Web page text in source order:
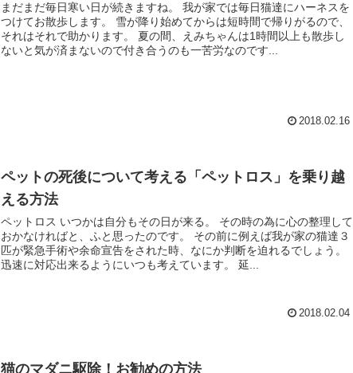
まだまだ毎日寒い日が続きますね。 我が家では毎日猫達にハーネスを
つけてお散歩します。 雪が降り始めてからは短時間で帰りがるので、
それはそれで助かります。 夏の間、えみちゃんは1時間以上も散歩し
ないと気が済まないので付き合うのも一苦労なのです...
2018.02.16
ペットの死後について考える「ペットロス」を乗り越
える方法
ペットロス いつかは自分もその日が来る。 その時の為に心の整理して
おかなければと、ふと思ったのです。 その前に例えば我が家の猫達３
匹が緊急手術や余命宣告をされた時、なにか判断を迫れるでしょう。
迅速に対応出来るようにいつも考えています。 延...
2018.02.04
猫のマダニ駆除！お勧めの方法